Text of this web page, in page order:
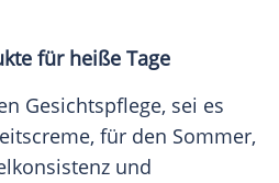
für heiße Tage
Gesichtspflege, sei es
für den Sommer,
und